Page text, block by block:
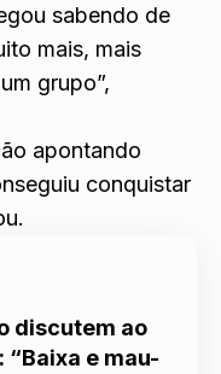
sabendo de
mais, mais
grupo”,
apontando
conquistar
discutem ao
“Baixa e mau-